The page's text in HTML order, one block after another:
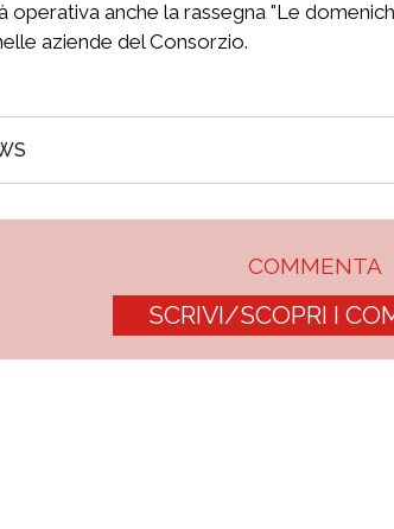
operativa anche la rassegna "Le
aziende del Consorzio.
COMMENTA
SCRIVI/SCOPRI I